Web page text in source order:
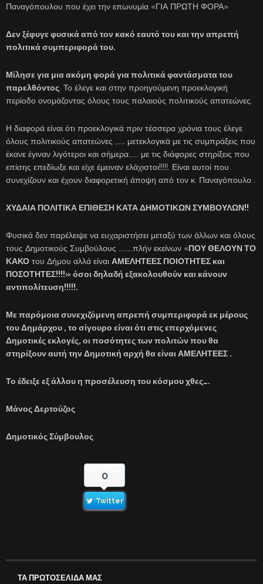
Παναγόπουλου που έχει την επωνυμία «ΓΙΑ ΠΡΩΤΗ ΦΟΡΑ»
Δεν ξέφυγε φυσικά από τον κακό εαυτό του και την απρεπή
πολιτικά συμπεριφορά του.
Μίλησε για μια ακόμη φορά για πολιτικά φαντάσματα του
παρελθόντος . Το έλεγε και στην προηγούμενη προεκλογική
περίοδο ονομάζοντας όλους τους παλαιούς πολιτικούς απατεώνες.
Η διαφορά είναι ότι προεκλογικά πριν τέσσερα χρόνια τους έλεγε
όλους πολιτικούς απατεώνες ,…… μετεκλογικά με τις συμπράξεις που
έκανε έγιναν λιγότεροι και σήμερα……. με τις διάφορες στηρίξεις που
επίσης επεδίωξε και είχε έμειναν ελάχιστοι!!!!!. Είναι αυτοί που
συνεχίζουν και έχουν διαφορετική άποψη από τον κ. Παναγόπουλο .
ΧΥΔΑΙΑ ΠΟΛΙΤΙΚΑ ΕΠΙΘΕΣΗ ΚΑΤΑ ΔΗΜΟΤΙΚΩΝ ΣΥΜΒΟΥΛΩΝ!!
Φυσικά δεν παρέλειψε να ευχαριστήσει μεταξύ των άλλων και όλους
τους Δημοτικούς Συμβούλους ……….πλήν εκείνων «ΠΟΥ ΘΕΛΟΥΝ ΤΟ
ΚΑΚΟ του Δήμου αλλά είναι ΑΜΕΛΗΤΕΕΣ ΠΟΙΟΤΗΤΕΣ και
ΠΟΣΟΤΗΤΕΣ!!!!» όσοι δηλαδή εξακολουθούν και κάνουν
αντιπολίτευση!!!!!.
Με παρόμοια συνεχιζόμενη απρεπή συμπεριφορά εκ μέρους
του Δημάρχου , το σίγουρο είναι ότι στις επερχόμενες
Δημοτικές εκλογές, οι ποσότητες των πολιτών που θα
στηρίξουν αυτή την Δημοτική αρχή θα είναι ΑΜΕΛΗΤΕΕΣ .
Το έδειξε εξ άλλου η προσέλευση του κόσμου χθες….
Μάνος Δερτούζος
Δημοτικός Σύμβουλος
0
Twitter
ΤΑ ΠΡΩΤΟΣΕΛΙΔΑ ΜΑΣ